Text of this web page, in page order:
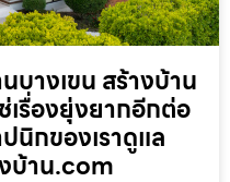
บางเขน สร้างบ้าน
เรื่องยุ่งยากอีกต่อ
นิกของเราดูแล
บ้าน.com